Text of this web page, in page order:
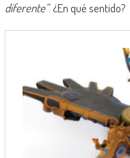
diferente”. ¿En qué sentido?